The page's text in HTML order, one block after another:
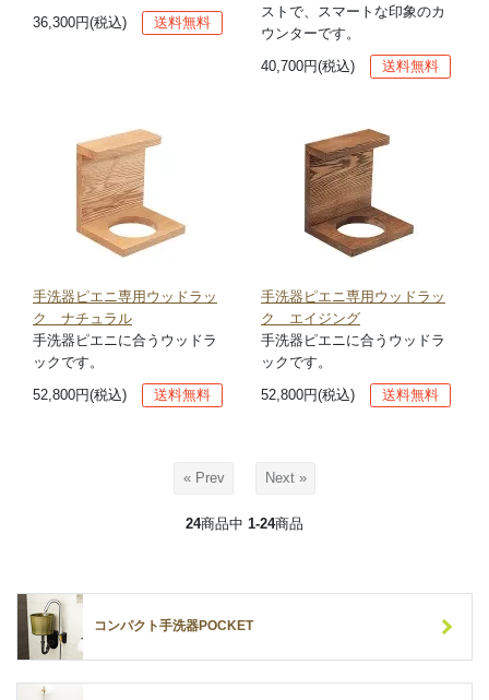
36,300円(税込)
送料無料
ストで、スマートな印象のカ
ウンターです。
40,700円(税込)
送料無料
手洗器ピエニ専用ウッドラッ
ク ナチュラル
手洗器ピエニに合うウッドラ
ックです。
52,800円(税込)
送料無料
手洗器ピエニ専用ウッドラッ
ク エイジング
手洗器ピエニに合うウッドラ
ックです。
52,800円(税込)
送料無料
« Prev Next »
24商品中 1-24商品
コンパクト手洗器POCKET